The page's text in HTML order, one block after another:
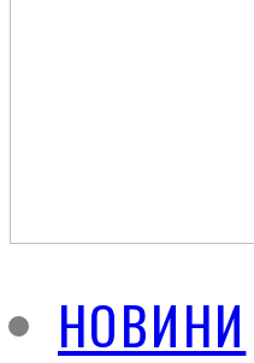
НОВИНИ